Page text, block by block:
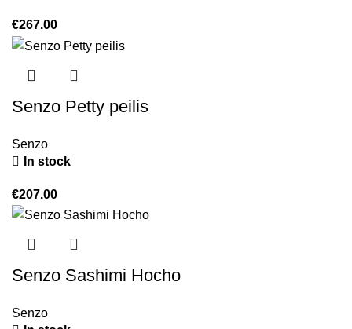
€267.00
Senzo Petty peilis
Senzo
In stock
€207.00
Senzo Sashimi Hocho
Senzo